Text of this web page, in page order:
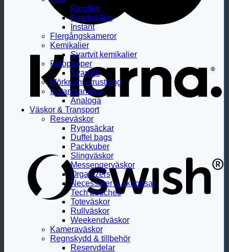
Färgfilm
Svartvit film
Instant
Flergångskameror
Kemikalier
Svartvit kemikalier
Fotopapper
Svartvitt
Mörkrumsutrustning
Instantkameror
Analoga
Väskor & Transport
Reseväskor
Ryggsäckar
Duffel bags
Packkuber
Slingväskor
Messengerväskor
Organizers
Necessärer & skopåsar
Tech pouches
Toteväskor
Rullväskor
Weekendväskor
Kameraväskor
Regnskydd & tillbehör
Reservdelar